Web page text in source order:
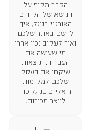
הסבר מקיף על
הנושא של הקידום
האורגני בגוגל, איך
ליישם באתר שלכם
ואיך לעקוב נכון אחרי
מי שעושה את
העבודה. תוצאות
שיקחו את העסק
שלכם למקומות
ריאליים בגוגל כדי
לייצר מכירות.